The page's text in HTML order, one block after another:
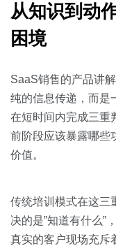
按业务场景
交易跟进
培训辅导
从知识到动
困境
SaaS销售的产品讲
纯的信息传递，而是
在短时间内完成三重
前阶段应该暴露哪些
价值。
传统培训模式在这三
决的是”知道有什么”
真实的客户现场充斥